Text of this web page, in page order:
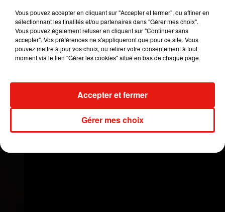
My
Feelings/Kiki
Challenge sur les réseaux
sociaux, mais ils pourront venir les applaudir sur
scène. Piso 21 vient en effet d’annoncer sa toute
première tournée américaine aux côtés de la
collaboration avec le
DJ-producteur
Vous pouvez accepter en cliquant sur "Accepter et fermer", ou affiner en
sélectionnant les finalités et/ou partenaires dans "Gérer mes choix".
Vous pouvez également refuser en cliquant sur "Continuer sans
accepter". Vos préférences ne s'appliqueront que pour ce site. Vous
pouvez mettre à jour vos choix, ou retirer votre consentement à tout
moment via le lien "Gérer les cookies" situé en bas de chaque page.
Gérer mes choix
Accepter et fermer